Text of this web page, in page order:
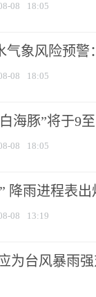
08 18:05
气象风险预
08 18:05
海豚”将于9
08 18:05
降雨进程表
08 13:19
为台风暴雨